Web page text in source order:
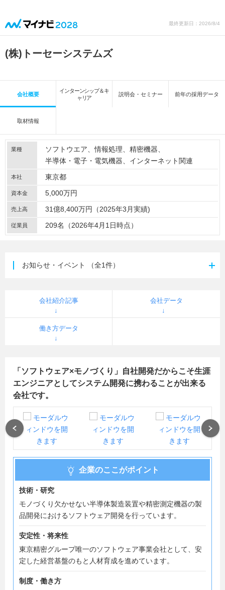
最終更新日：2026/8/4
(株)トーセーシステムズ
会社概要
インターンシップ＆キ
ャリア
説明会・セミナー 前年の採用データ
取材情報
業種 ソフトウエア 情報処理
精密機器
半導体・電子・電気機器
インターネット関連
本社 東京都
資本金 5,000万円
売上高 31億8,400万円（2025年3月実績)
従業員 209名（2026年4月1日時点）
お知らせ・イベント （全1件）
会社紹介記事 会社データ
働き方データ
「ソフトウェア×モノづくり」自社開発だからこそ生涯
エンジニアとしてシステム開発に携わることが出来る
会社です。
企業のここがポイント
技術・研究
モノづくり欠かせない半導体製造装置や精密測定機器の製
品開発におけるソフトウェア開発を行っています。
安定性・将来性
東京精密グループ唯一のソフトウェア事業会社として、安
定した経営基盤のもと人材育成を進めています。
制度・働き方